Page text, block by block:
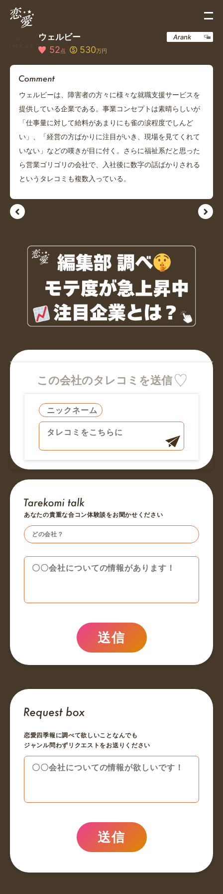
ウェルビー
52点 530万円
Arank
ウェルビーは、障害者の方々に様々な就職支援サービスを
提供している企業である。事業コンセプトは素晴らしいが
「仕事量に対して給料があまりにも雀の涙程度でしんど
い」、「経営の方ばかりに注目がいき、現場を見てくれて
いない」などの嘆きが目に付く。さらに福祉系だと思った
ら営業ゴリゴリの会社で、入社後に数字の話ばかりされる
というタレコミも複数入っている。
この会社のタレコミを送信
あなたの貴重な合コン体験談をお聞かせください
送信
恋愛四季報に調べて欲しいことなんでも
ジャンル問わずリクエストをお送りください
送信